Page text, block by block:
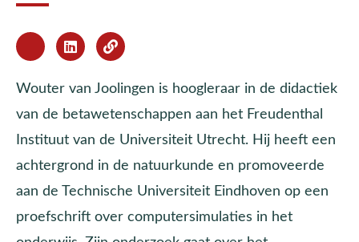
Wouter van Joolingen is hoogleraar in de didactiek
van de betawetenschappen aan het Freudenthal
Instituut van de Universiteit Utrecht. Hij heeft een
achtergrond in de natuurkunde en promoveerde
aan de Technische Universiteit Eindhoven op een
proefschrift over computersimulaties in het